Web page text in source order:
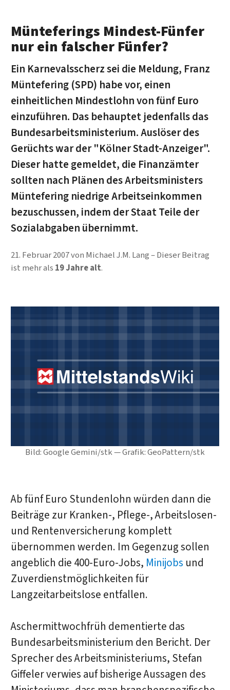
Bild: Google Gemini/stk — Grafik: GeoPattern/stk
Münteferings Mindest-Fünfer
nur ein falscher Fünfer?
Ein Karnevalsscherz sei die Meldung, Franz
Müntefering (SPD) habe vor, einen
einheitlichen Mindestlohn von fünf Euro
einzuführen. Das behauptet jedenfalls das
Bundesarbeitsministerium. Auslöser des
Gerüchts war der "Kölner Stadt-Anzeiger".
Dieser hatte gemeldet, die Finanzämter
sollten nach Plänen des Arbeitsministers
Müntefering niedrige Arbeitseinkommen
bezuschussen, indem der Staat Teile der
Sozialabgaben übernimmt.
21. Februar 2007von Michael J.M. Lang
Dieser Beitrag
ist mehr als 19 Jahre alt.
Ab fünf Euro Stundenlohn würden dann die
Beiträge zur Kranken-, Pflege-, Arbeitslosen-
und Rentenversicherung komplett
übernommen werden. Im Gegenzug sollen
angeblich die 400-Euro-Jobs, Minijobs und
Zuverdienstmöglichkeiten für
Langzeitarbeitslose entfallen.
Aschermittwochfrüh dementierte das
Bundesarbeitsministerium den Bericht. Der
Sprecher des Arbeitsministeriums, Stefan
Giffeler verwies auf bisherige Aussagen des